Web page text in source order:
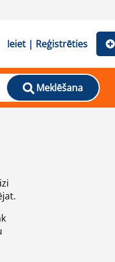
Ieiet | Reģistrēties
Meklēšana